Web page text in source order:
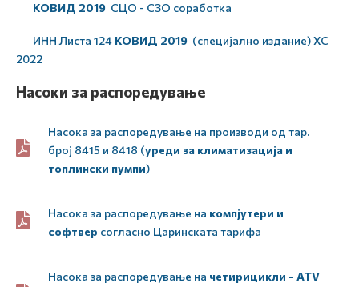
КОВИД 2019 СЦО - СЗО соработка
ИНН Листа 124 КОВИД 2019 (специјално издание) ХС
2022
Нaсоки за распоредување
Насока за распоредување на производи од тар.
број 8415 и 8418 (уреди за климатизација и
топлински пумпи)
Насока за распоредување на компјутери и
софтвер согласно Царинската тарифа
Насока за распоредување на четирицикли - ATV